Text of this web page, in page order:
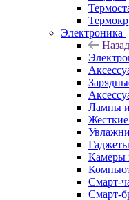
Электроника
Назад
Лампы и
Камеры
Смарт-
Смарт-